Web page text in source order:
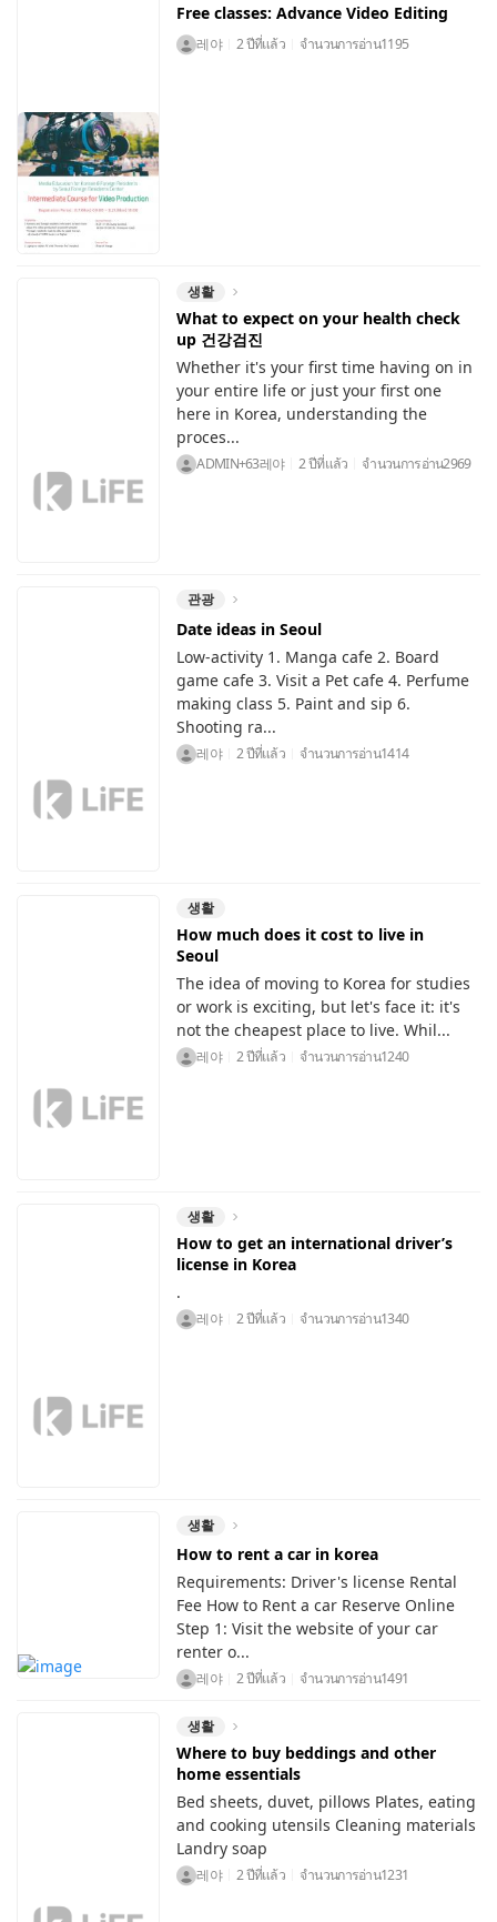
Free classes: Advance Video Editing
레야 2 ปีที่แล้ว จำนวนการอ่าน1195
생활
What to expect on your health check
up 건강검진
Whether it's your first time having on in
your entire life or just your first one
here in Korea, understanding the
proces...
ADMIN+63레야 2 ปีที่แล้ว จำนวนการอ่าน2969
관광
Date ideas in Seoul
Low-activity 1. Manga cafe 2. Board
game cafe 3. Visit a Pet cafe 4. Perfume
making class 5. Paint and sip 6.
Shooting ra...
레야 2 ปีที่แล้ว จำนวนการอ่าน1414
생활
How much does it cost to live in
Seoul
The idea of moving to Korea for studies
or work is exciting, but let's face it: it's
not the cheapest place to live. Whil...
레야 2 ปีที่แล้ว จำนวนการอ่าน1240
생활
How to get an international driver’s
license in Korea
.
레야 2 ปีที่แล้ว จำนวนการอ่าน1340
생활
How to rent a car in korea
Requirements: Driver's license Rental
Fee How to Rent a car Reserve Online
Step 1: Visit the website of your car
renter o...
레야 2 ปีที่แล้ว จำนวนการอ่าน1491
생활
Where to buy beddings and other
home essentials
Bed sheets, duvet, pillows Plates, eating
and cooking utensils Cleaning materials
Landry soap
레야 2 ปีที่แล้ว จำนวนการอ่าน1231